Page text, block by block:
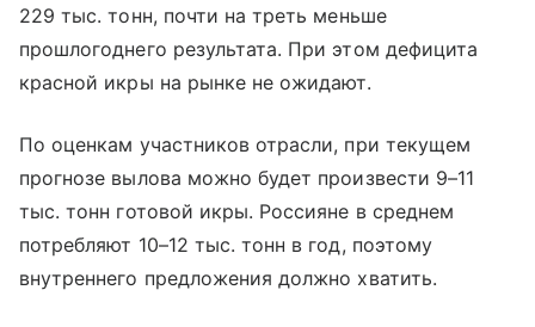
229 тыс. тонн, почти на треть меньше
прошлогоднего результата. При этом дефицита
красной икры на рынке не ожидают.
По оценкам участников отрасли, при текущем
прогнозе вылова можно будет произвести 9–11
тыс. тонн готовой икры. Россияне в среднем
потребляют 10–12 тыс. тонн в год, поэтому
внутреннего предложения должно хватить.